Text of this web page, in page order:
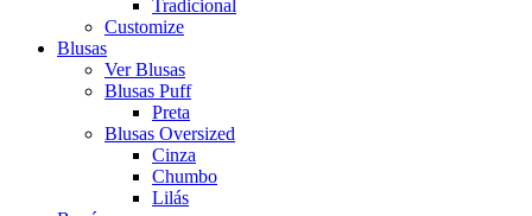
Tradicional
Customize
Blusas
Ver Blusas
Blusas Puff
Preta
Blusas Oversized
Cinza
Chumbo
Lilás